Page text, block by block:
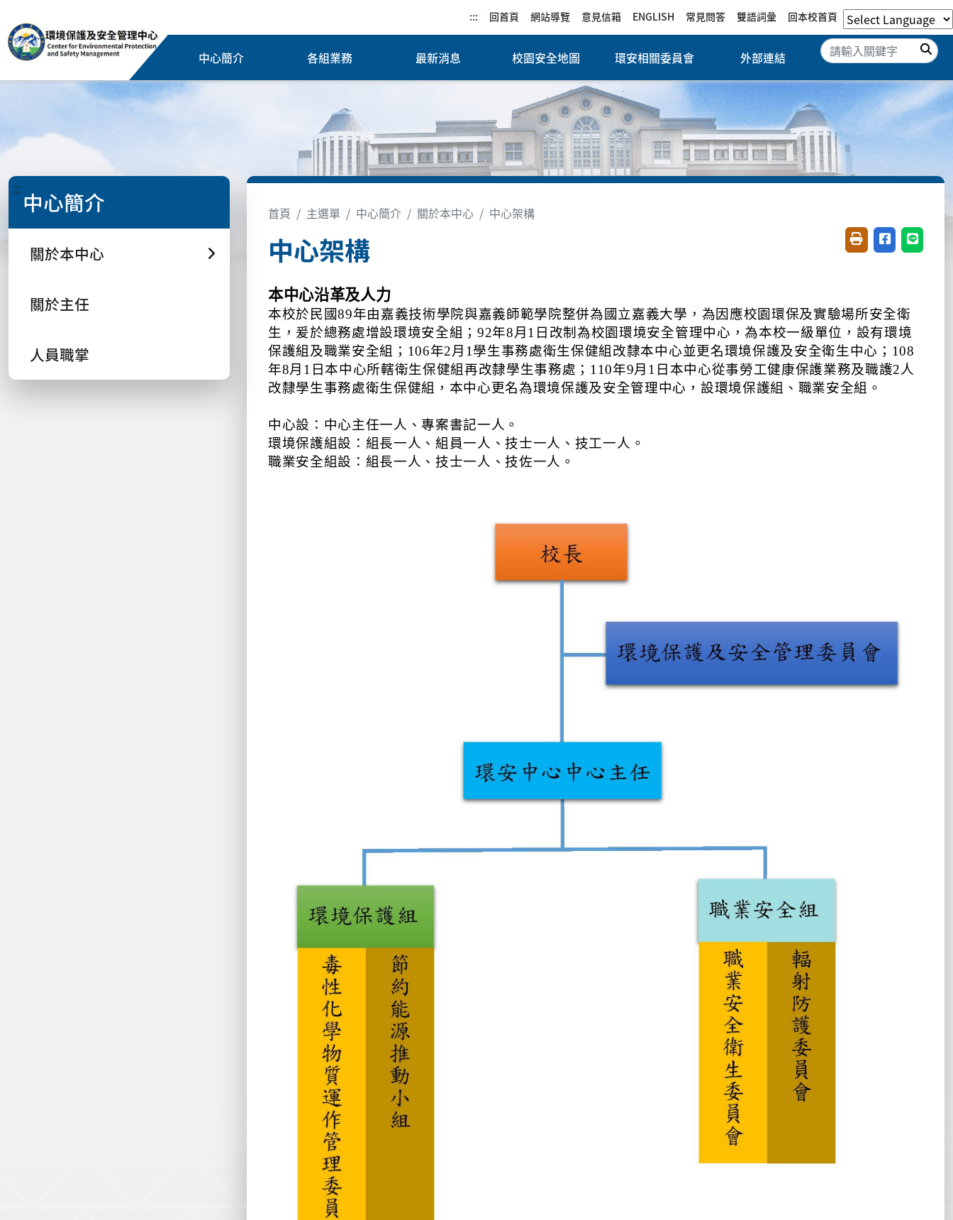
::: 回首頁 網站導覽 意見信箱 ENGLISH 常見問答 雙語詞彙 回本校首頁
中心簡介 各組業務 最新消息 校園安全地圖 環安相關委員會 外部連結
搜
::: 中心簡介
關於本中心
關於主任
人員職掌
首頁 主選單 中心簡介 關於本中心 中心架構
中心架構 友善列印(開新視窗)
分享至臉書(
分享至
本中心沿革及人力
本校於民國89年由嘉義技術學院與嘉義師範學院整併為國立嘉義大學，為因應校園環保及實驗場所安全衛
生，爰於總務處增設環境安全組；92年8月1日改制為校園環境安全管理中心，為本校一級單位，設有環境
保護組及職業安全組；106年2月1學生事務處衛生保健組改隸本中心並更名環境保護及安全衛生中心；108
年8月1日本中心所轄衛生保健組再改隸學生事務處；110年9月1日本中心從事勞工健康保護業務及職護2人
改隸學生事務處衛生保健組，本中心更名為環境保護及安全管理中心，設環境保護組、職業安全組。
中心設：中心主任一人、專案書記一人。
環境保護組設：組長一人、組員一人、技士一人 、 技工一人。
職業安全組設：組長一人、技士一人、技佐一人。